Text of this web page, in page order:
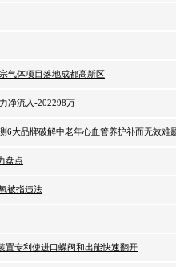
气体项目落地成都高新区
净流入-202298万
6大品牌破解中老年心血管养护补而无效难
盘点
被指违法
置专利使进口蝶阀和出能快速翻开